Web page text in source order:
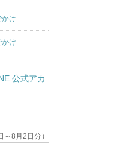
け
け
8月2日分）